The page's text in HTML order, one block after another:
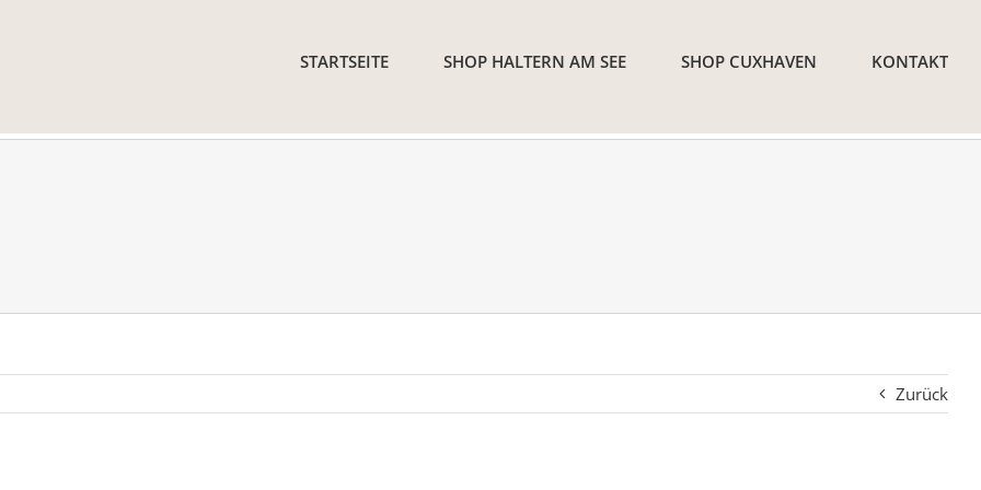
STARTSEITE SHOP HALTERN AM SEE SHOP CUXHAVEN KONTAKT
Zurück